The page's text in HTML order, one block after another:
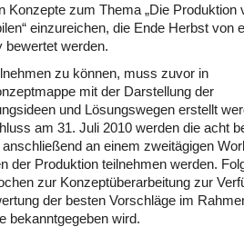
Konzepte zum Thema „Die Produktion
einzureichen, die Ende Herbst von
bewertet werden.
zu können, muss zuvor in
mit der Darstellung der
und Lösungswegen erstellt
am 31. Juli 2010 werden die acht
an einem zweitägigen
der Produktion teilnehmen werden.
zur Konzeptüberarbeitung zur
der besten Vorschläge im
bekanntgegeben wird.